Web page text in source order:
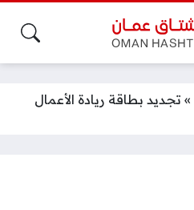
» تجديد بطاقة ريادة الأعمال